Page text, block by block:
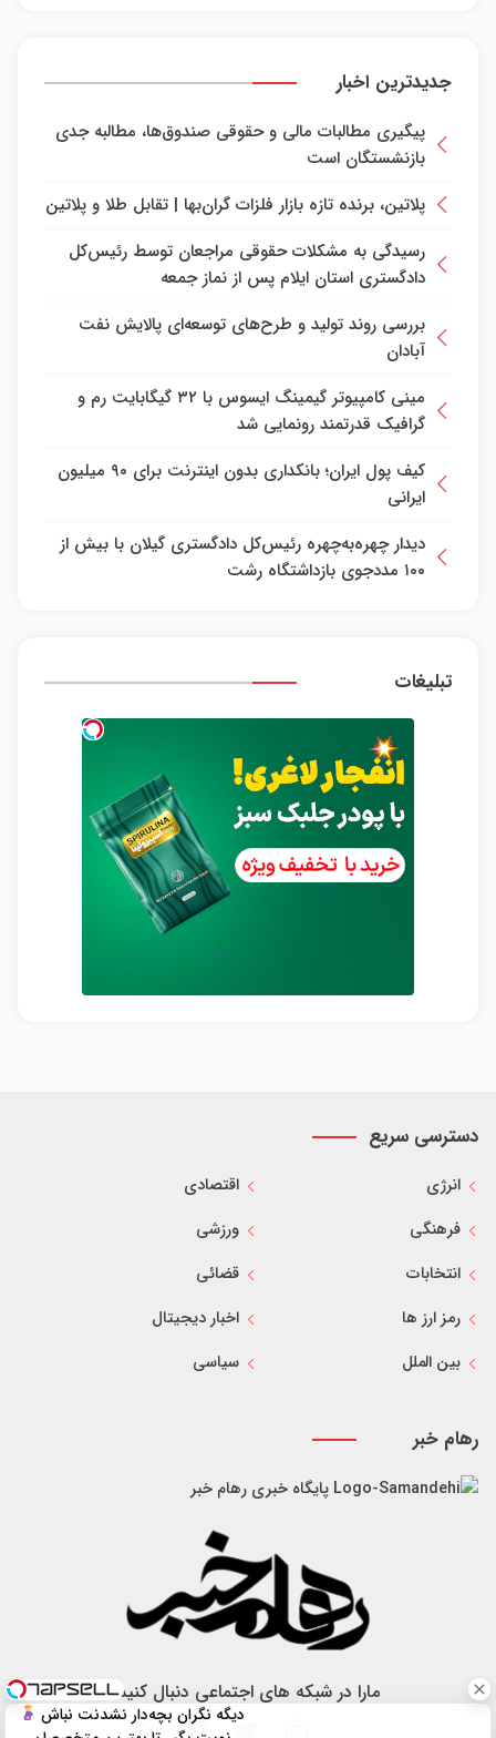
جدیدترین اخبار
پیگیری مطالبات مالی و حقوقی صندوق‌ها، مطالبه جدی
بازنشستگان است
پلاتین، برنده تازه بازار فلزات گران‌بها | تقابل طلا و پلاتین
رسیدگی به مشکلات حقوقی مراجعان توسط رئیس‌کل
دادگستری استان ایلام پس از نماز جمعه
بررسی روند تولید و طرح‌های توسعه‌ای پالایش نفت
آبادان
مینی کامپیوتر گیمینگ ایسوس با ۳۲ گیگابایت رم و
گرافیک قدرتمند رونمایی شد
کیف پول ایران؛ بانکداری بدون اینترنت برای ۹۰ میلیون
ایرانی
دیدار چهره‌به‌چهره رئیس‌کل دادگستری گیلان با بیش از
۱۰۰ مددجوی بازداشتگاه رشت
تبلیغات
دسترسی سریع
انرژی
اقتصادی
فرهنگی
ورزشی
انتخابات
قضائی
رمز ارز ها
اخبار دیجیتال
بین الملل
سیاسی
رهام خبر
پایگاه خبری رهام خبر
مارا در شبکه های اجتماعی دنبال کنید
دیگه نگران بچه‌دار نشدنت نباش